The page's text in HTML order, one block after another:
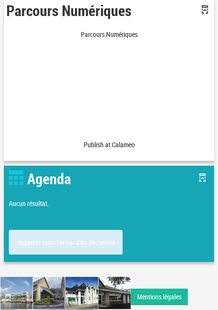
Parcours Numériques
Parcours Numériques
Publish at Calameo
Agenda
Aucun résultat.
Suggérez nous l'achat d'un document
Mentions légales